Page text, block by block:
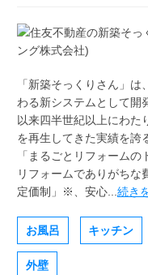
「新築そっくりさん」
わる新システムとして開
以来四半世紀以上にわた
を再生してきた実績を誇
「まるごとリフォームの
リフォームでありがちな
定価制」※、安心... 続き
お風呂 キッチン
外壁